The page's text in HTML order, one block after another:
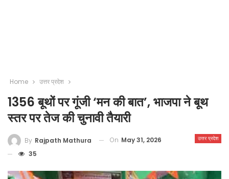
Home उत्तर प्रदेश
1356 बूथों पर गूंजी ‘मन की बात’, भाजपा ने बूथ
स्तर पर तेज की चुनावी तैयारी
उत्तर प्रदेश
By Rajpath Mathura On May 31, 2026
35